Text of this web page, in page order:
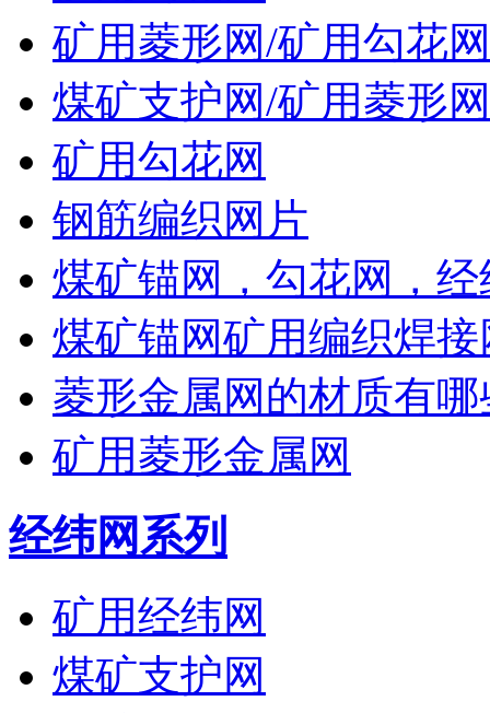
矿用菱形网/矿用勾花网
煤矿支护网/矿用菱形
矿用勾花网
钢筋编织网片
煤矿锚网，勾花网，
煤矿锚网矿用编织焊
菱形金属网的材质有哪
矿用菱形金属网
经纬网系列
矿用经纬网
煤矿支护网